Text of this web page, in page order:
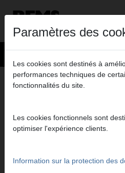
Produits >Fileter, rainurer> REMS
FILIÈRE ÉLECTRIQUE
FILETAGE À
Paramètres des
Les cookies sont destinés à
performances techniques de
fonctionnalités du site.
Les cookies fonctionnels sont
optimiser l'expérience clients.
Information sur la protection des